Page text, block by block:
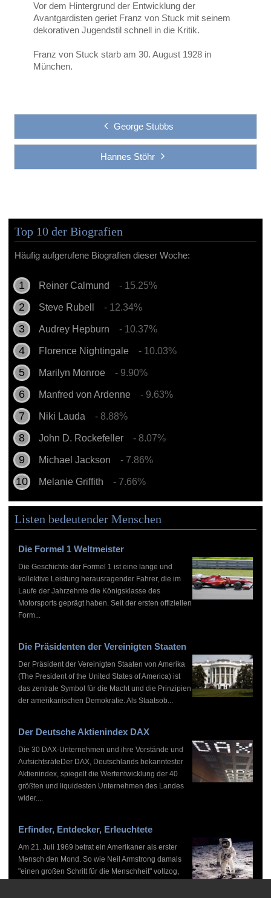
Vor dem Hintergrund der Entwicklung der
Avantgardisten geriet Franz von Stuck mit seinem
dekorativen Jugendstil schnell in die Kritik.
Franz von Stuck starb am 30. August 1928 in
München.
George Stubbs
Hannes Stöhr
Top 10 der Biografien
Häufig aufgerufene Biografien dieser Woche:
Reiner Calmund - 15.25%
Steve Rubell - 12.34%
Audrey Hepburn - 10.37%
Florence Nightingale - 10.03%
Marilyn Monroe - 9.90%
Manfred von Ardenne - 9.63%
Niki Lauda - 8.88%
John D. Rockefeller - 8.07%
Michael Jackson - 7.86%
Melanie Griffith - 7.66%
Listen bedeutender Menschen
Die Formel 1 Weltmeister
Die Geschichte der Formel 1 ist eine lange und
kollektive Leistung herausragender Fahrer, die im
Laufe der Jahrzehnte die Königsklasse des
Motorsports geprägt haben. Seit der ersten offiziellen
Form...
Die Präsidenten der Vereinigten Staaten
Der Präsident der Vereinigten Staaten von Amerika
(The President of the United States of America) ist
das zentrale Symbol für die Macht und die Prinzipien
der amerikanischen Demokratie. Als Staatsob...
Der Deutsche Aktienindex DAX
Die 30 DAX-Unternehmen und ihre Vorstände und
AufsichtsräteDer DAX, Deutschlands bekanntester
Aktienindex, spiegelt die Wertentwicklung der 40
größten und liquidesten Unternehmen des Landes
wider....
Erfinder, Entdecker, Erleuchtete
Am 21. Juli 1969 betrat ein Amerikaner als erster
Mensch den Mond. So wie Neil Armstrong damals
"einen großen Schritt für die Menschheit" vollzog,